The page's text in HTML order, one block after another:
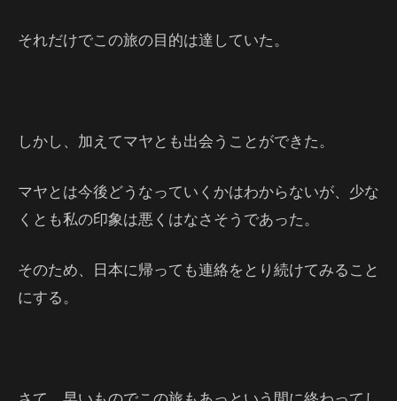
それだけでこの旅の目的は達していた。
しかし、加えてマヤとも出会うことができた。
マヤとは今後どうなっていくかはわからないが、少な
くとも私の印象は悪くはなさそうであった。
そのため、日本に帰っても連絡をとり続けてみること
にする。